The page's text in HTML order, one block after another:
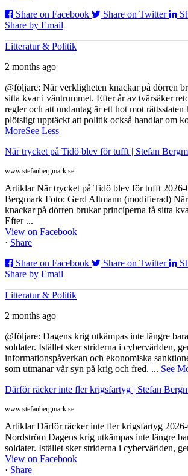
Share on Facebook
Share on Twitter
Share by Email
Litteratur & Politik
2 months ago
@följare: När verkligheten knackar på dörren
sitta kvar i väntrummet. Efter år av tvärsäker
regler och att undantag är ett hot mot rättsstaten
plötsligt upptäckt att politik också handlar om
MoreSee Less
När trycket på Tidö blev för tufft | Stefan
www.stefanbergmark.se
Artiklar När trycket på Tidö blev för tufft 2026-
Bergmark Foto: Gerd Altmann (modifierad)
knackar på dörren brukar principerna få sitta
Efter ...
View on Facebook
· Share
Share on Facebook
Share on Twitter
Share by Email
Litteratur & Politik
2 months ago
@följare: Dagens krig utkämpas inte längre
soldater. Istället sker striderna i cybervärlden,
informationspåverkan och ekonomiska
som utmanar vår syn på krig och fred. ... See
Därför räcker inte fler krigsfartyg | Stefan
www.stefanbergmark.se
Artiklar Därför räcker inte fler krigsfartyg 2026-
Nordström Dagens krig utkämpas inte längre
soldater. Istället sker striderna i cybervärlden,
View on Facebook
· Share